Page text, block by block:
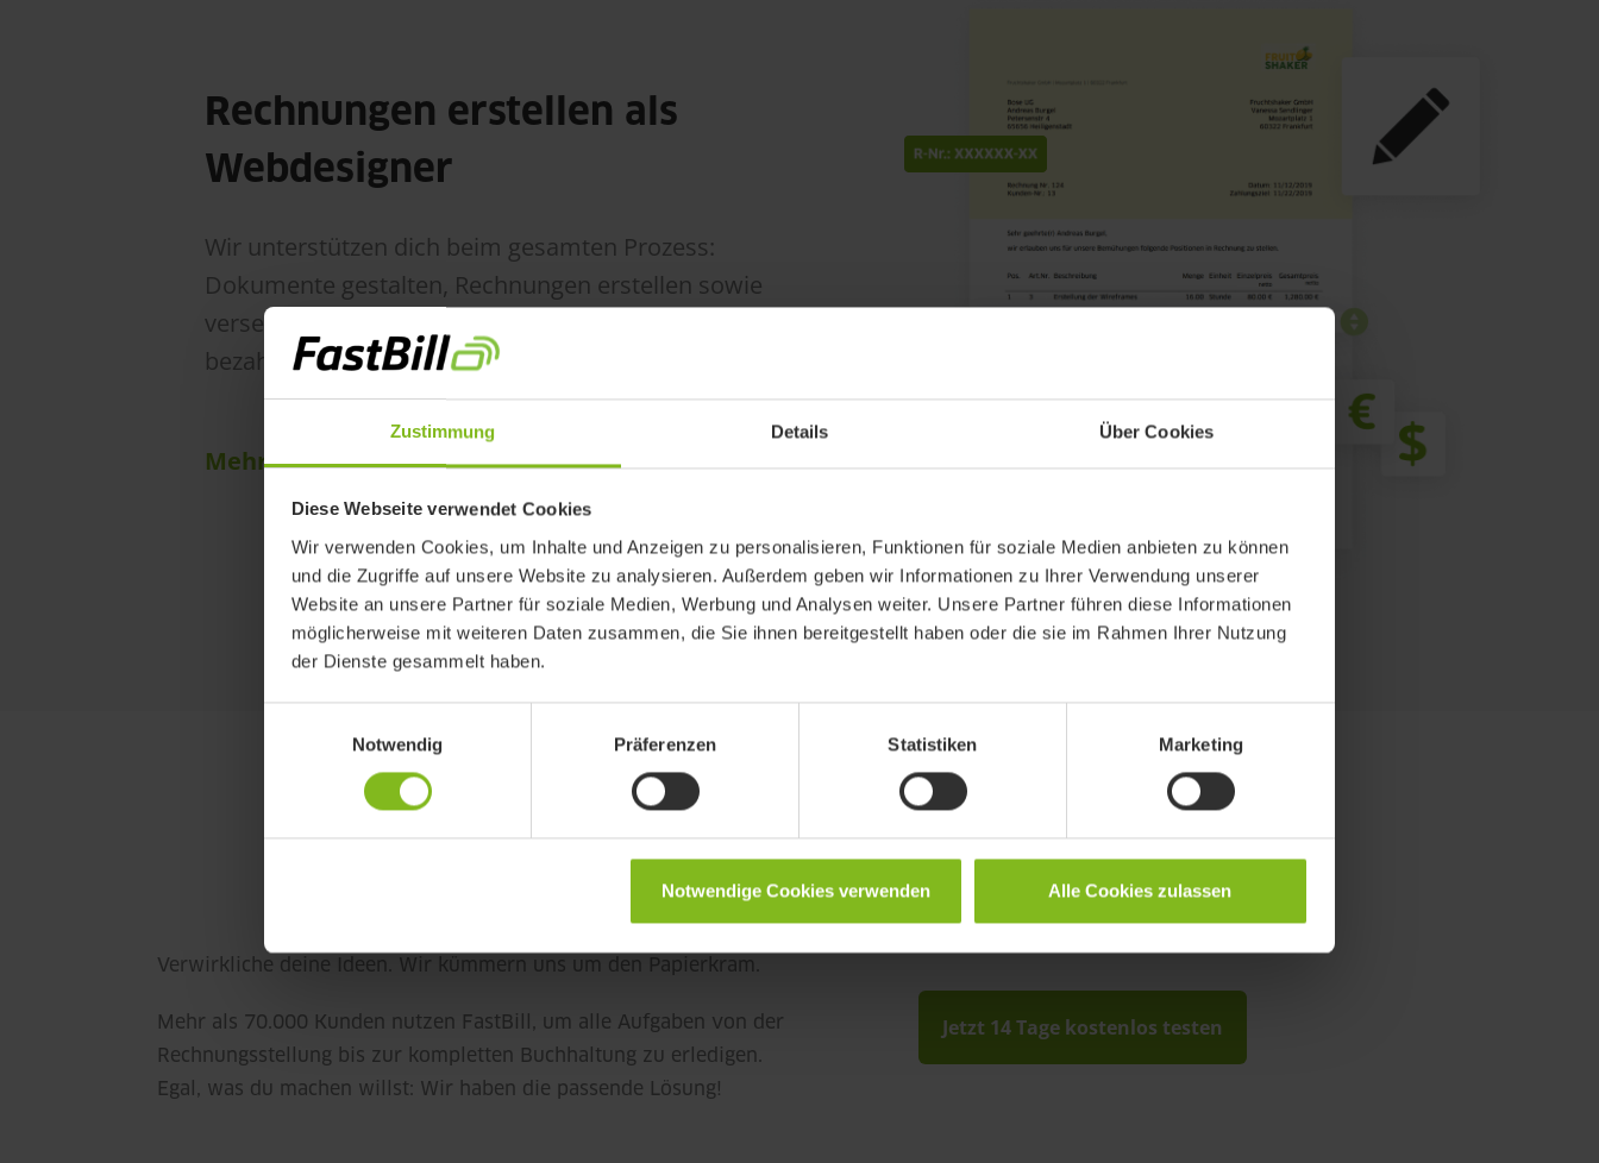
Zustimmung Details Über Cookies
Diese Webseite verwendet Cookies
Wir verwenden Cookies, um Inhalte und Anzeigen zu personalisieren, Funktionen für soziale Medien anbieten zu können
und die Zugriffe auf unsere Website zu analysieren. Außerdem geben wir Informationen zu Ihrer Verwendung unserer
Website an unsere Partner für soziale Medien, Werbung und Analysen weiter. Unsere Partner führen diese Informationen
möglicherweise mit weiteren Daten zusammen, die Sie ihnen bereitgestellt haben oder die sie im Rahmen Ihrer Nutzung
der Dienste gesammelt haben.
Notwendig
Präferenzen Statistiken Marketing
Notwendige Cookies verwenden Alle Cookies zulassen
Rechnungen erstellen als
Webdesigner
Wir unterstützen dich beim gesamten Prozess:
Dokumente gestalten, Rechnungen erstellen sowie
versenden und dann dafür sorgen, dass sie auch
bezahlt werden.
Mehr zu Rechnungen mit FastBill
Verwirkliche deine Ideen. Wir kümmern uns um den Papierkram.
Mehr als 70.000 Kunden nutzen FastBill, um alle Aufgaben von der
Rechnungsstellung bis zur kompletten Buchhaltung zu erledigen.
Egal, was du machen willst: Wir haben die passende Lösung!
Jetzt 14 Tage kostenlos testen